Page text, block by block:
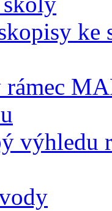
ke
rámec
výhledu